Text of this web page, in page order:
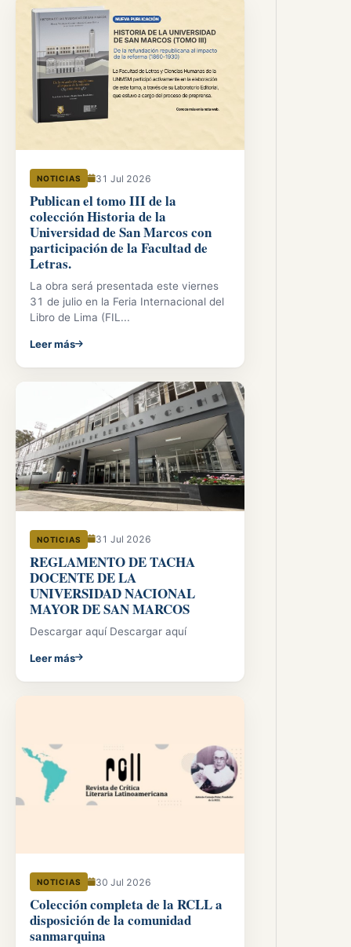
NOTICIAS 31 Jul 2026
Publican el tomo III de la
colección Historia de la
Universidad de San Marcos con
participación de la Facultad de
Letras.
La obra será presentada este viernes
31 de julio en la Feria Internacional del
Libro de Lima (FIL...
Leer más
NOTICIAS 31 Jul 2026
REGLAMENTO DE TACHA
DOCENTE DE LA
UNIVERSIDAD NACIONAL
MAYOR DE SAN MARCOS
Descargar aquí Descargar aquí
Leer más
NOTICIAS 30 Jul 2026
Colección completa de la RCLL a
disposición de la comunidad
sanmarquina